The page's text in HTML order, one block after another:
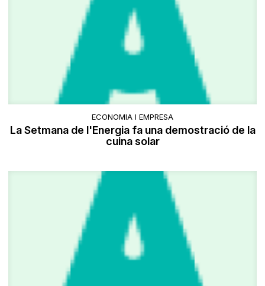
ECONOMIA I EMPRESA
La Setmana de l'Energia fa una demostració de la
cuina solar